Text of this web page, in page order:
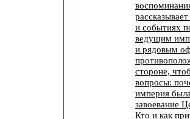
и событиях
ведущим
и рядовым
стороне,
вопросы:
империя
завоевание
Кто и как